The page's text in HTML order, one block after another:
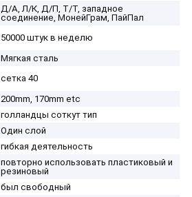
Д/А, Л/К, Д/П, Т/Т, западное
соединение, МонейГрам, ПайПал
50000 штук в неделю
Мягкая сталь
сетка 40
200mm, 170mm etc
голландцы соткут тип
Один слой
гибкая деятельность
повторно использовать пластиковый и
резиновый
был свободный